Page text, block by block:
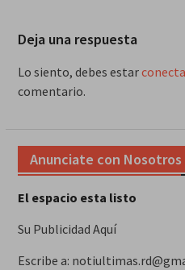
Deja una respuesta
Lo siento, debes estar
comentario.
Anunciate con Nosotros
El espacio esta listo
Su Publicidad Aquí
Escribe a: